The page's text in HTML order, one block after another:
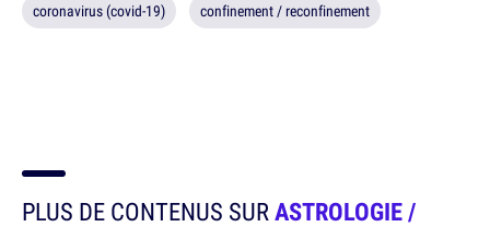
coronavirus (covid-19) confinement / reconfinement
PLUS DE CONTENUS SURASTROLOGIE /